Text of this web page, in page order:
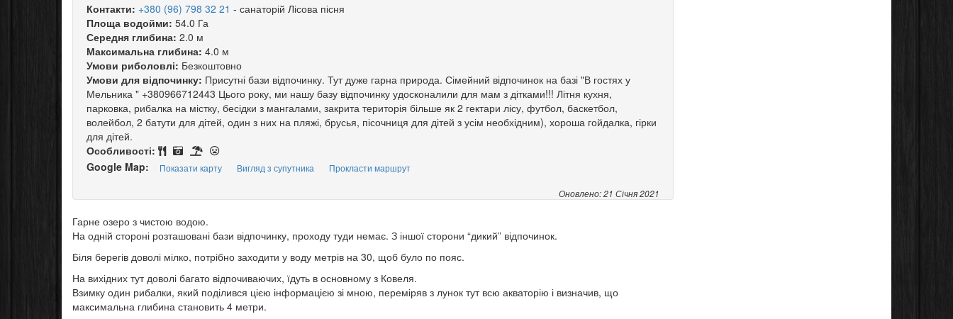
Контакти: +380 (96) 798 32 21
санаторій Лісова пісня
Площа водойми: 54.0 Га
Середня глибина: 2.0 м
Максимальна глибина: 4.0 м
Умови риболовлі: Безкоштовно
Умови для відпочинку: Присутні бази відпочинку. Тут дуже гарна природа. Сімейний відпочинок на базі "В гостях у
Мельника " +380966712443 Цього року, ми нашу базу відпочинку удосконалили для мам з дітками!!! Літня кухня,
парковка, рибалка на містку, бесідки з мангалами, закрита територія більше як 2 гектари лісу, футбол, баскетбол,
волейбол, 2 батути для дітей, один з них на пляжі, брусья, пісочниця для дітей з усім необхідним), хороша гойдалка, гірки
для дітей.
Особливості:
Google Map:
Показати карту Вигляд з супутника Прокласти маршрут
Оновлено: 21 Січня 2021
Гарне озеро з чистою водою.
На одній стороні розташовані бази відпочинку, проходу туди немає. З іншої сторони “дикий” відпочинок.
Біля берегів доволі мілко, потрібно заходити у воду метрів на 30, щоб було по пояс.
На вихідних тут доволі багато відпочиваючих, їдуть в основному з Ковеля.
Взимку один рибалки, який поділився цією інформацією зі мною, переміряв з лунок тут всю акваторію і визначив, що
максимальна глибина становить 4 метри.